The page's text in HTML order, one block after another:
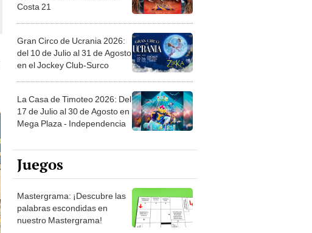
Costa 21
Gran Circo de Ucrania 2026:
del 10 de Julio al 31 de Agosto
en el Jockey Club-Surco
La Casa de Timoteo 2026: Del
17 de Julio al 30 de Agosto en
Mega Plaza - Independencia
Juegos
Mastergrama: ¡Descubre las
palabras escondidas en
nuestro Mastergrama!